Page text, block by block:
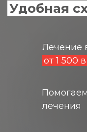
Удобная
Лечение
от 1 500
Помогаем
лечения